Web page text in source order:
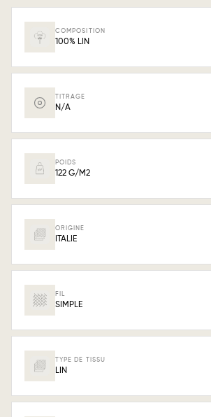
COMPOSITION
100% LIN
TITRAGE
N/A
POIDS
122 G/M2
ORIGINE
ITALIE
FIL
SIMPLE
TYPE DE TISSU
LIN